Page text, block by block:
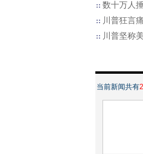
数十万人
川普狂言
川普坚称
当前新闻共有2